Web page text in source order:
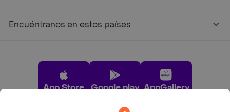
Encuéntranos en estos países
App Store Google play AppGallery